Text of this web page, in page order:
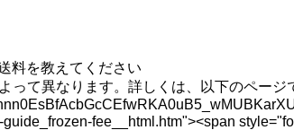
料を教えてください
て異なります。詳しくは、以下のページ
fee__html.htm"><span